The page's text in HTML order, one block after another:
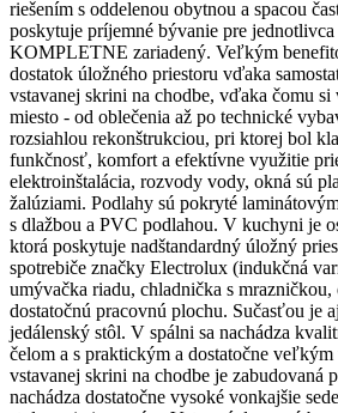
riešením s oddelenou obytnou a spacou
poskytuje príjemné bývanie pre jednotlivca
KOMPLETNE zariadený. Veľkým
dostatok úložného priestoru vďaka
vstavanej skrini na chodbe, vďaka čomu si
miesto - od oblečenia až po technické
rozsiahlou rekonštrukciou, pri ktorej bol
funkčnosť, komfort a efektívne využitie
elektroinštalácia, rozvody vody, okná sú
žalúziami. Podlahy sú pokryté
s dlažbou a PVC podlahou. V kuchyni je
ktorá poskytuje nadštandardný úložný
spotrebiče značky Electrolux (indukčná
umývačka riadu, chladnička s mrazničkou,
dostatočnú pracovnú plochu. Sučasťou je
jedálenský stôl. V spálni sa nachádza
čelom a s praktickým a dostatočne
vstavanej skrini na chodbe je zabudovaná
nachádza dostatočne vysoké vonkajšie